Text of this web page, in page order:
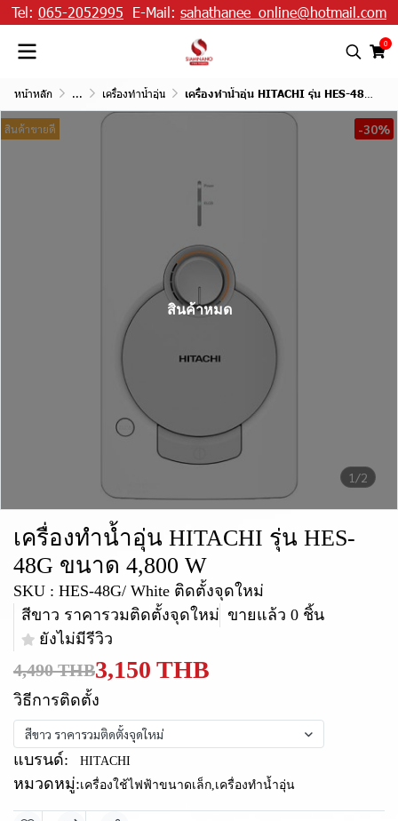
Tel: 065-2052995 E-Mail: sahathanee_online@hotmail.com
0
หน้าหลัก ... เครื่องทำน้ำอุ่น เครื่องทำน้ำอุ่น HITACHI รุ่น HES-48G ขนาด 4,800 W
1/2
สินค้าขายดี -30%
สินค้าหมด
เครื่องทำน้ำอุ่น HITACHI รุ่น HES-
48G ขนาด 4,800 W
SKU : HES-48G/ White ติดตั้งจุดใหม่
สีขาว ราคารวมติดตั้งจุดใหม่ ขายแล้ว 0 ชิ้น
ยังไม่มีรีวิว
4,490 THB3,150 THB
วิธีการติดตั้ง
สีขาว ราคารวมติดตั้งจุดใหม่
แบรนด์: HITACHI
หมวดหมู่:เครื่องใช้ไฟฟ้าขนาดเล็ก,เครื่องทำน้ำอุ่น